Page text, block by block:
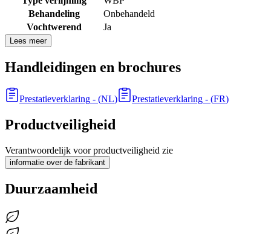
Behandeling
Onbehandeld
Vochtwerend
Ja
Lees meer
Handleidingen en brochures
Prestatieverklaring - (NL) Prestatieverklaring - (FR)
Productveiligheid
Verantwoordelijk voor productveiligheid zie
informatie over de fabrikant
Duurzaamheid